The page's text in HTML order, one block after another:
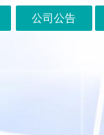
公司公告